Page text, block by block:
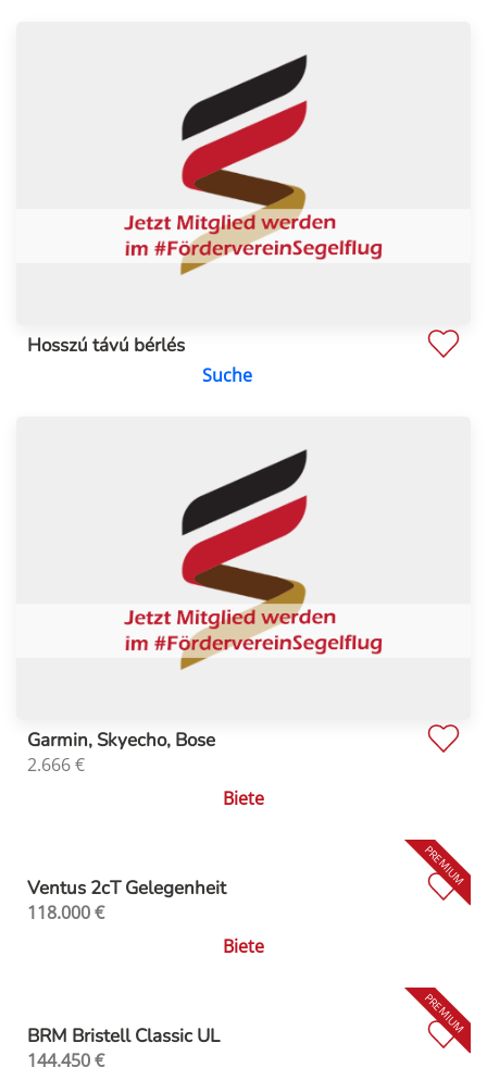
Hosszú távú bérlés
Suche
Garmin, Skyecho, Bose
2.666€
Biete
Ventus 2cT Gelegenheit
118.000€
Biete
BRM Bristell Classic UL
144.450€